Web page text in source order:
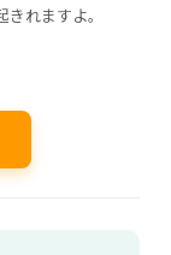
れますよ。